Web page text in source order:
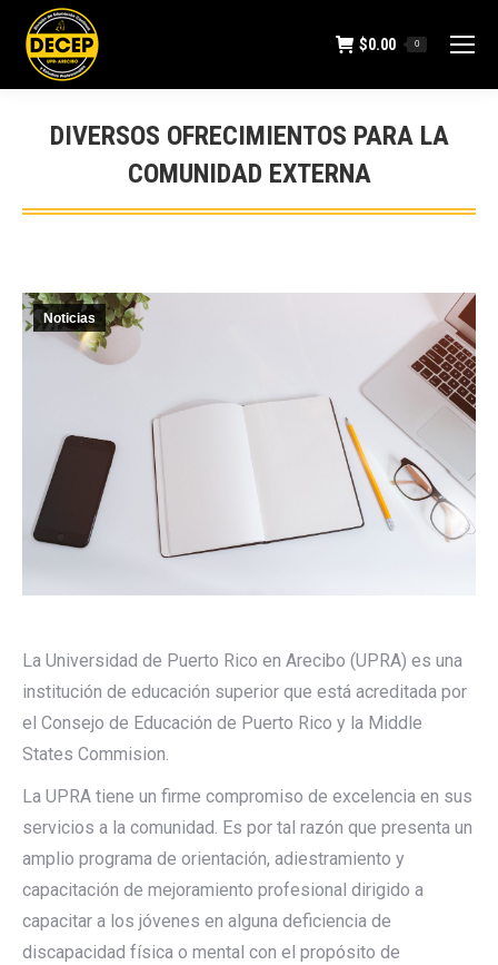
$0.00 0
DIVERSOS OFRECIMIENTOS PARA LA
COMUNIDAD EXTERNA
You are here:
Noticias
La Universidad de Puerto Rico en Arecibo (UPRA) es una
institución de educación superior que está acreditada por
el Consejo de Educación de Puerto Rico y la Middle
States Commision.
La UPRA tiene un firme compromiso de excelencia en sus
servicios a la comunidad. Es por tal razón que presenta un
amplio programa de orientación, adiestramiento y
capacitación de mejoramiento profesional dirigido a
capacitar a los jóvenes en alguna deficiencia de
discapacidad física o mental con el propósito de